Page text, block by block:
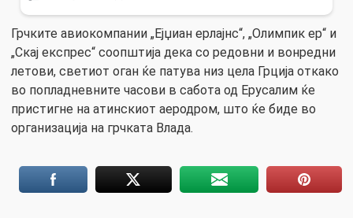
Грчките авиокомпании „Ејџиан ерлајнс“, „Олимпик ер“ и
„Скај експрес“ соопштија дека со редовни и вонредни
летови, светиот оган ќе патува низ цела Грција откако
во попладневните часови в сабота од Ерусалим ќе
пристигне на атинскиот аеродром, што ќе биде во
организација на грчката Влада.